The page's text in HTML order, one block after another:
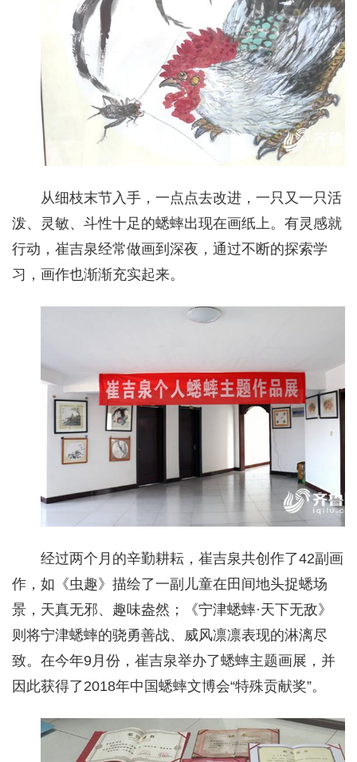
从细枝末节入手，一点点去改进，一只又一只活
泼、灵敏、斗性十足的蟋蟀出现在画纸上。有灵感就
行动，崔吉泉经常做画到深夜，通过不断的探索学
习，画作也渐渐充实起来。
经过两个月的辛勤耕耘，崔吉泉共创作了42副画
作，如《虫趣》描绘了一副儿童在田间地头捉蟋场
景，天真无邪、趣味盎然；《宁津蟋蟀·天下无敌》
则将宁津蟋蟀的骁勇善战、威风凛凛表现的淋漓尽
致。在今年9月份，崔吉泉举办了蟋蟀主题画展，并
因此获得了2018年中国蟋蟀文博会“特殊贡献奖”。